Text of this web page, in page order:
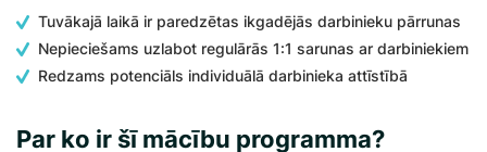
Tuvākajā laikā ir paredzētas ikgadējās darbinieku pārrunas
Nepieciešams uzlabot regulārās 1:1 sarunas ar darbiniekiem
Redzams potenciāls individuālā darbinieka attīstībā
Par ko ir šī mācību programma?